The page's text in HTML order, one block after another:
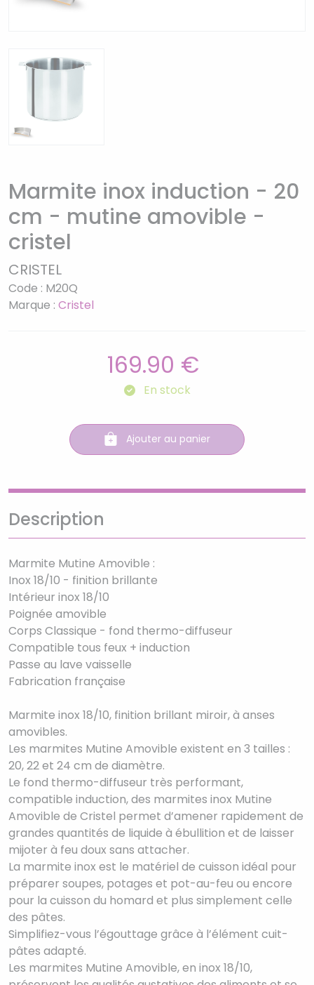
Marmite inox induction - 20
cm - mutine amovible -
cristel
CRISTEL
Code : M20Q
Marque : Cristel
169.90 €
En stock
Ajouter au panier
Description
Marmite Mutine Amovible :
Inox 18/10 - finition brillante
Intérieur inox 18/10
Poignée amovible
Corps Classique - fond thermo-diffuseur
Compatible tous feux + induction
Passe au lave vaisselle
Fabrication française
Marmite inox 18/10, finition brillant miroir, à anses
amovibles.
Les marmites Mutine Amovible existent en 3 tailles :
20, 22 et 24 cm de diamètre.
Le fond thermo-diffuseur très performant,
compatible induction, des marmites inox Mutine
Amovible de Cristel permet d’amener rapidement de
grandes quantités de liquide à ébullition et de laisser
mijoter à feu doux sans attacher.
La marmite inox est le matériel de cuisson idéal pour
préparer soupes, potages et pot-au-feu ou encore
pour la cuisson du homard et plus simplement celle
des pâtes.
Simplifiez-vous l’égouttage grâce à l’élément cuit-
pâtes adapté.
Les marmites Mutine Amovible, en inox 18/10,